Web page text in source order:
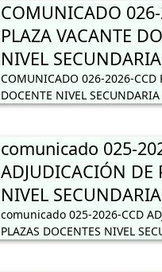
COMUNICADO
PLAZA VACANTE
NIVEL SECUNDARIA
COMUNICADO 026-2026-CCD
DOCENTE NIVEL SECUNDARIA
comunicado 025-
ADJUDICACIÓN DE
NIVEL SECUNDARIA
comunicado 025-2026-CCD
PLAZAS DOCENTES NIVEL